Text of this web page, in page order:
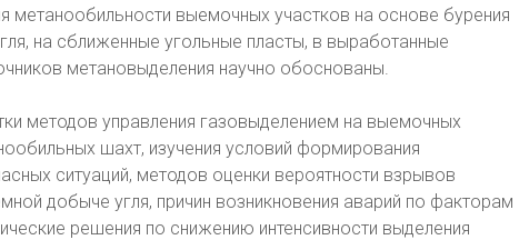
метанообильности выемочных участков на основе бурения
на сближенные угольные пласты, в выработанные
метановыделения научно обоснованы.
методов управления газовыделением на выемочных
шахт, изучения условий формирования
ситуаций, методов оценки вероятности взрывов
добыче угля, причин возникновения аварий по факторам
решения по снижению интенсивности выделения